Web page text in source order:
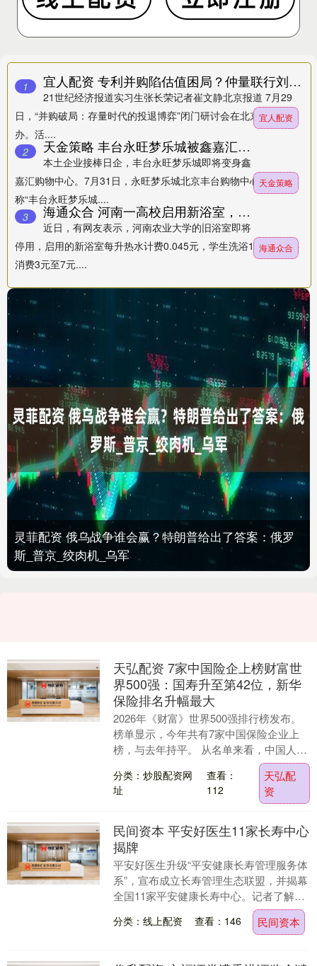
1 宜人配资 专利并购陷估值困局？仲量联行刘小翠祭出三招
21世纪经济报道实习生张长荣记者崔文静北京报道 7月29
日，“并购破局：存量时代的投退博弈”闭门研讨会在北京成功举
办。活....
宜人配资
2 天金策略 丰台永旺梦乐城被鑫嘉汇接手 突围丰台商业如何做
本土企业接棒日企，丰台永旺梦乐城即将变身鑫
嘉汇购物中心。7月31日，永旺梦乐城北京丰台购物中心（以下简
称“丰台永旺梦乐城....
天金策略
3 海通众合 河南一高校启用新浴室，每升热水计费0.045元，有学生称洗澡10分钟计费3元至7元，校方称按流量定价，试运营期间免费使用吹风机
近日，有网友表示，河南农业大学的旧浴室即将
停用，启用的新浴室每升热水计费0.045元，学生洗浴10分钟需要
消费3元至7元....
海通众合
灵菲配资 俄乌战争谁会赢？特朗普给出了答案：俄罗
斯_普京_绞肉机_乌军
天弘配资 7家中国险企上榜财富世
界500强：国寿升至第42位，新华
保险排名升幅最大
2026年《财富》世界500强排行榜发布。
榜单显示，今年共有7家中国保险企业上
榜，与去年持平。 从名单来看，中国人寿
保险（集团）公司、中国平安保险（集
团）股份有....
分类：炒股配资网
址
查看：
112
天弘配
资
民间资本 平安好医生11家长寿中心
揭牌
平安好医生升级“平安健康长寿管理服务体
系”，宣布成立长寿管理生态联盟，并揭幕
全国11家平安健康长寿中心。记者了解
到，长寿中心将以平安健康（检测）中心
全国11家自....
分类：线上配资 查看：146 民间资本